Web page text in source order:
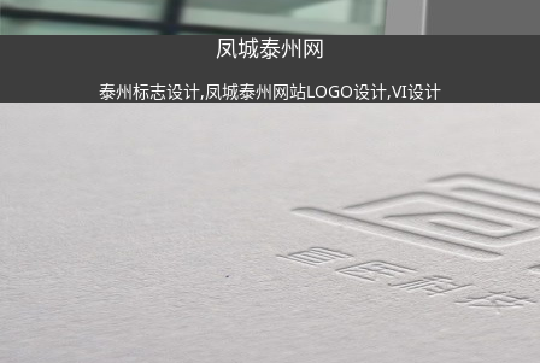
凤城泰州网
泰州标志设计,凤城泰州网站LOGO设计,VI设计